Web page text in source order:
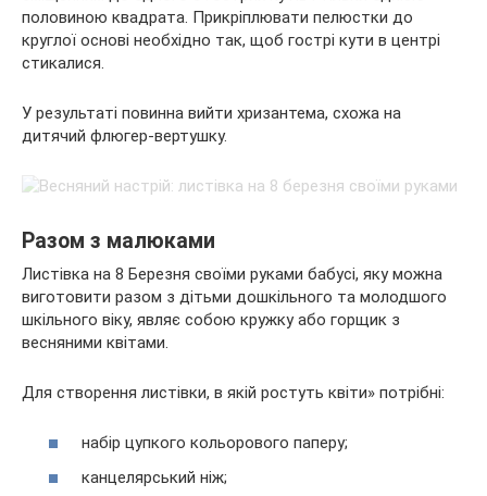
половиною квадрата. Прикріплювати пелюстки до
круглої основі необхідно так, щоб гострі кути в центрі
стикалися.
У результаті повинна вийти хризантема, схожа на
дитячий флюгер-вертушку.
Разом з малюками
Листівка на 8 Березня своїми руками бабусі, яку можна
виготовити разом з дітьми дошкільного та молодшого
шкільного віку, являє собою кружку або горщик з
весняними квітами.
Для створення листівки, в якій ростуть квіти» потрібні:
набір цупкого кольорового паперу;
канцелярський ніж;